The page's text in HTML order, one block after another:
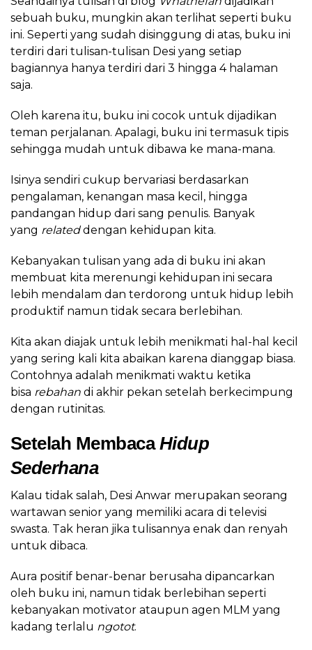
sebuah buku, mungkin akan terlihat seperti buku
ini. Seperti yang sudah disinggung di atas, buku ini
terdiri dari tulisan-tulisan Desi yang setiap
bagiannya hanya terdiri dari 3 hingga 4 halaman
saja.
Oleh karena itu, buku ini cocok untuk dijadikan
teman perjalanan. Apalagi, buku ini termasuk tipis
sehingga mudah untuk dibawa ke mana-mana.
Isinya sendiri cukup bervariasi berdasarkan
pengalaman, kenangan masa kecil, hingga
pandangan hidup dari sang penulis. Banyak
yang relateddengan kehidupan kita.
Kebanyakan tulisan yang ada di buku ini akan
membuat kita merenungi kehidupan ini secara
lebih mendalam dan terdorong untuk hidup lebih
produktif namun tidak secara berlebihan.
Kita akan diajak untuk lebih menikmati hal-hal kecil
yang sering kali kita abaikan karena dianggap biasa.
Contohnya adalah menikmati waktu ketika
bisa rebahan di akhir pekan setelah berkecimpung
dengan rutinitas.
Setelah MembacaHidup
Sederhana
Kalau tidak salah, Desi Anwar merupakan seorang
wartawan senior yang memiliki acara di televisi
swasta. Tak heran jika tulisannya enak dan renyah
untuk dibaca.
Aura positif benar-benar berusaha dipancarkan
oleh buku ini, namun tidak berlebihan seperti
kebanyakan motivator ataupun agen MLM yang
kadang terlalu ngotot.